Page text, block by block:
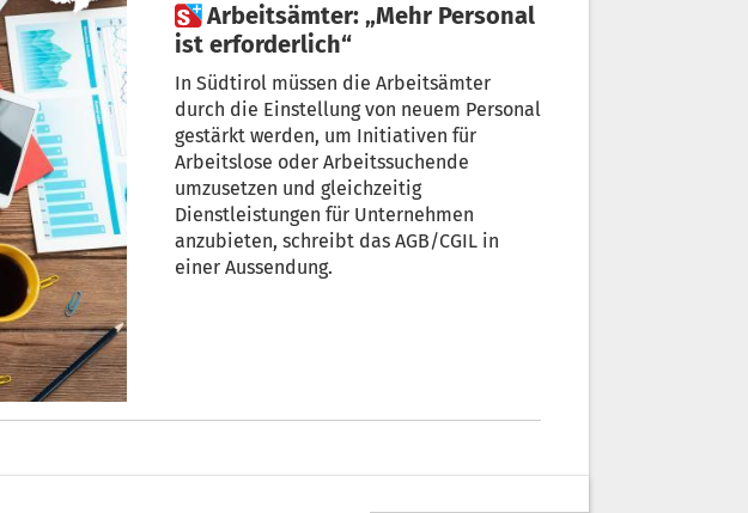
 Arbeitsämter: „Mehr Personal
ist erforderlich“
In Südtirol müssen die Arbeitsämter
durch die Einstellung von neuem Personal
gestärkt werden, um Initiativen für
Arbeitslose oder Arbeitssuchende
umzusetzen und gleichzeitig
Dienstleistungen für Unternehmen
anzubieten, schreibt das AGB/CGIL in
einer Aussendung.